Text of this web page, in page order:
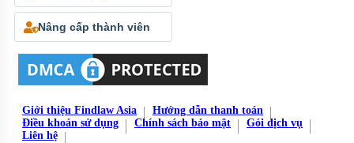
Nâng cấp thành viên
Giới thiệu Findlaw Asia
Hướng dẫn thanh toán
Điều khoản sử dụng
Chính sách bảo mật
Gói dịch vụ
Liên hệ